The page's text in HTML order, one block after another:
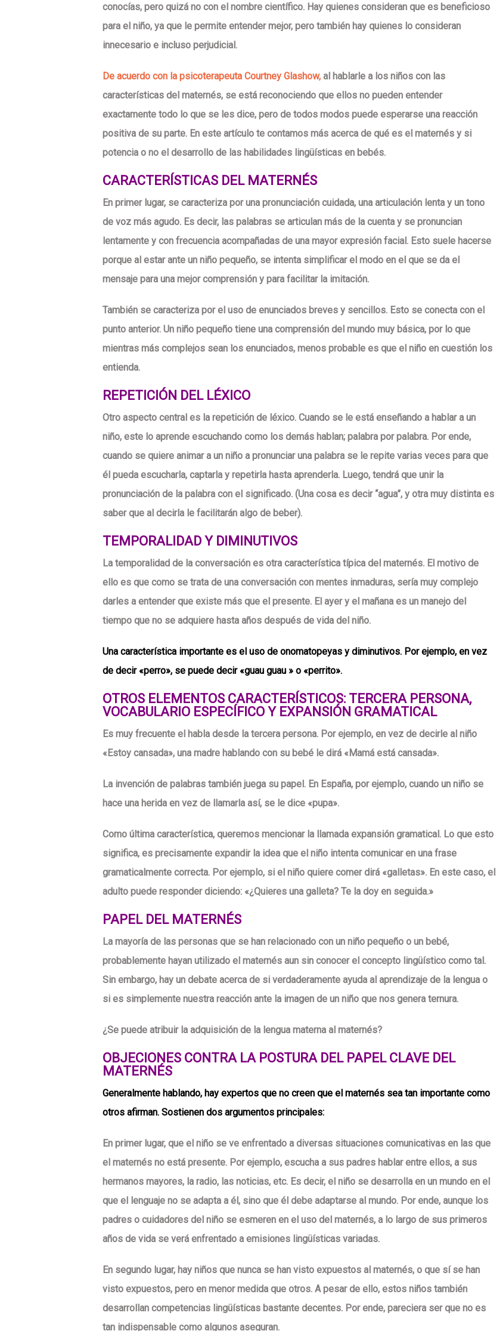
conocías, pero quizá no con el nombre científico. Hay quienes consideran que es beneficioso
para el niño, ya que le permite entender mejor, pero también hay quienes lo consideran
innecesario e incluso perjudicial.
De acuerdo con la psicoterapeuta Courtney Glashow, al hablarle a los niños con las
características del maternés, se está reconociendo que ellos no pueden entender
exactamente todo lo que se les dice, pero de todos modos puede esperarse una reacción
positiva de su parte. En este artículo te contamos más acerca de qué es el maternés y si
potencia o no el desarrollo de las habilidades lingüísticas en bebés.
CARACTERÍSTICAS DEL MATERNÉS
En primer lugar, se caracteriza por una pronunciación cuidada, una articulación lenta y un tono
de voz más agudo. Es decir, las palabras se articulan más de la cuenta y se pronuncian
lentamente y con frecuencia acompañadas de una mayor expresión facial. Esto suele hacerse
porque al estar ante un niño pequeño, se intenta simplificar el modo en el que se da el
mensaje para una mejor comprensión y para facilitar la imitación.
También se caracteriza por el uso de enunciados breves y sencillos. Esto se conecta con el
punto anterior. Un niño pequeño tiene una comprensión del mundo muy básica, por lo que
mientras más complejos sean los enunciados, menos probable es que el niño en cuestión los
entienda.
REPETICIÓN DEL LÉXICO
Otro aspecto central es la repetición de léxico. Cuando se le está enseñando a hablar a un
niño, este lo aprende escuchando como los demás hablan; palabra por palabra. Por ende,
cuando se quiere animar a un niño a pronunciar una palabra se le repite varias veces para que
él pueda escucharla, captarla y repetirla hasta aprenderla. Luego, tendrá que unir la
pronunciación de la palabra con el significado. (Una cosa es decir “agua”, y otra muy distinta es
saber que al decirla le facilitarán algo de beber).
TEMPORALIDAD Y DIMINUTIVOS
La temporalidad de la conversación es otra característica típica del maternés. El motivo de
ello es que como se trata de una conversación con mentes inmaduras, sería muy complejo
darles a entender que existe más que el presente. El ayer y el mañana es un manejo del
tiempo que no se adquiere hasta años después de vida del niño.
Una característica importante es el uso de onomatopeyas y diminutivos. Por ejemplo, en vez
de decir «perro», se puede decir «guau guau » o «perrito».
OTROS ELEMENTOS CARACTERÍSTICOS: TERCERA PERSONA,
VOCABULARIO ESPECÍFICO Y EXPANSIÓN GRAMATICAL
Es muy frecuente el habla desde la tercera persona. Por ejemplo, en vez de decirle al niño
«Estoy cansada», una madre hablando con su bebé le dirá «Mamá está cansada».
La invención de palabras también juega su papel. En España, por ejemplo, cuando un niño se
hace una herida en vez de llamarla así, se le dice «pupa».
Como última característica, queremos mencionar la llamada expansión gramatical. Lo que esto
significa, es precisamente expandir la idea que el niño intenta comunicar en una frase
gramaticalmente correcta. Por ejemplo, si el niño quiere comer dirá «galletas». En este caso, el
adulto puede responder diciendo: «¿Quieres una galleta? Te la doy en seguida.»
PAPEL DEL MATERNÉS
La mayoría de las personas que se han relacionado con un niño pequeño o un bebé,
probablemente hayan utilizado el maternés aun sin conocer el concepto lingüístico como tal.
Sin embargo, hay un debate acerca de si verdaderamente ayuda al aprendizaje de la lengua o
si es simplemente nuestra reacción ante la imagen de un niño que nos genera ternura.
¿Se puede atribuir la adquisición de la lengua materna al maternés?
OBJECIONES CONTRA LA POSTURA DEL PAPEL CLAVE DEL
MATERNÉS
Generalmente hablando, hay expertos que no creen que el maternés sea tan importante como
otros afirman. Sostienen dos argumentos principales:
En primer lugar, que el niño se ve enfrentado a diversas situaciones comunicativas en las que
el maternés no está presente. Por ejemplo, escucha a sus padres hablar entre ellos, a sus
hermanos mayores, la radio, las noticias, etc. Es decir, el niño se desarrolla en un mundo en el
que el lenguaje no se adapta a él, sino que él debe adaptarse al mundo. Por ende, aunque los
padres o cuidadores del niño se esmeren en el uso del maternés, a lo largo de sus primeros
años de vida se verá enfrentado a emisiones lingüísticas variadas.
En segundo lugar, hay niños que nunca se han visto expuestos al maternés, o que sí se han
visto expuestos, pero en menor medida que otros. A pesar de ello, estos niños también
desarrollan competencias lingüísticas bastante decentes. Por ende, pareciera ser que no es
tan indispensable como algunos aseguran.